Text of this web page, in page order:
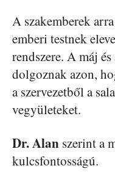
A szakemberek
emberi testnek
rendszere. A máj
dolgoznak azon,
a szervezetből a
vegyületeket.
Dr. Alan szerint a
kulcsfontosságú.